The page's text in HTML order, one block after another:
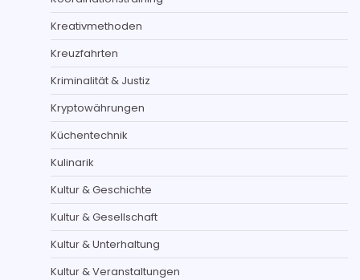
Kreativmethoden
Kreuzfahrten
Kriminalität & Justiz
Kryptowährungen
Küchentechnik
Kulinarik
Kultur & Geschichte
Kultur & Gesellschaft
Kultur & Unterhaltung
Kultur & Veranstaltungen